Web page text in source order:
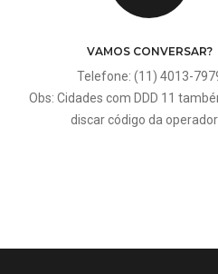
VAMOS CONVERSAR?
Telefone: (11) 4013-
Obs: Cidades com DDD 11
discar código da